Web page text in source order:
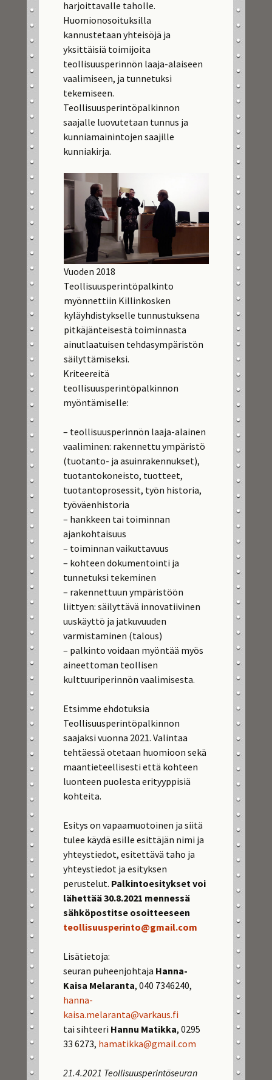
harjoittavalle taholle.
Huomionosoituksilla
kannustetaan yhteisöjä ja
yksittäisiä toimijoita
teollisuusperinnön laaja-alaiseen
vaalimiseen, ja tunnetuksi
tekemiseen.
Teollisuusperintöpalkinnon
saajalle luovutetaan tunnus ja
kunniamainintojen saajille
kunniakirja.
Vuoden 2018
Teollisuusperintöpalkinto
myönnettiin Killinkosken
kyläyhdistykselle tunnustuksena
pitkäjänteisestä toiminnasta
ainutlaatuisen tehdasympäristön
säilyttämiseksi.
Kriteereitä
teollisuusperintöpalkinnon
myöntämiselle:
– teollisuusperinnön laaja-alainen
vaaliminen: rakennettu ympäristö
(tuotanto- ja asuinrakennukset),
tuotantokoneisto, tuotteet,
tuotantoprosessit, työn historia,
työväenhistoria
– hankkeen tai toiminnan
ajankohtaisuus
– toiminnan vaikuttavuus
– kohteen dokumentointi ja
tunnetuksi tekeminen
– rakennettuun ympäristöön
liittyen: säilyttävä innovatiivinen
uuskäyttö ja jatkuvuuden
varmistaminen (talous)
– palkinto voidaan myöntää myös
aineettoman teollisen
kulttuuriperinnön vaalimisesta.
Etsimme ehdotuksia
Teollisuusperintöpalkinnon
saajaksi vuonna 2021. Valintaa
tehtäessä otetaan huomioon sekä
maantieteellisesti että kohteen
luonteen puolesta erityyppisiä
kohteita.
Esitys on vapaamuotoinen ja siitä
tulee käydä esille esittäjän nimi ja
yhteystiedot, esitettävä taho ja
yhteystiedot ja esityksen
perustelut. Palkintoesitykset voi
lähettää 30.8.2021 mennessä
sähköpostitse osoitteeseen
teollisuusperinto@gmail.com
Lisätietoja:
seuran puheenjohtaja Hanna-
Kaisa Melaranta, 040 7346240,
hanna-
kaisa.melaranta@varkaus.fi
tai sihteeri Hannu Matikka, 0295
33 6273, hamatikka@gmail.com
21.4.2021 Teollisuusperintöseuran